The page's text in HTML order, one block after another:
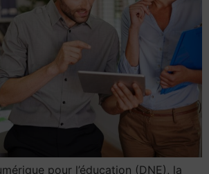
pour l’éducation (DNE), la